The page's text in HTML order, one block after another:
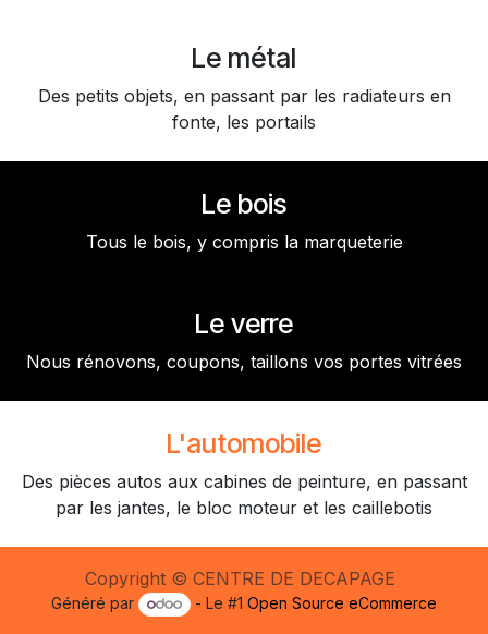
Le métal
Des petits objets, en passant par les radiateurs en
fonte, les portails
Le bois
Tous le bois, y compris la marqueterie
Le verre
Nous rénovons, coupons, taillons vos portes vitrées
L'automobile
Des pièces autos aux cabines de peinture, en passant
par les jantes, le bloc moteur et les caillebotis
Copyright © CENTRE DE DECAPAGE
Généré par - Le #1Open Source eCommerce